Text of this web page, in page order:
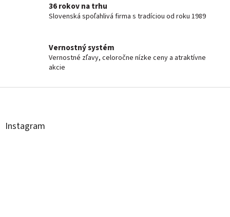
36 rokov na trhu
Slovenská spoľahlivá firma s tradíciou od roku 1989
Vernostný systém
Vernostné zľavy, celoročne nízke ceny a atraktívne
akcie
Z
Instagram